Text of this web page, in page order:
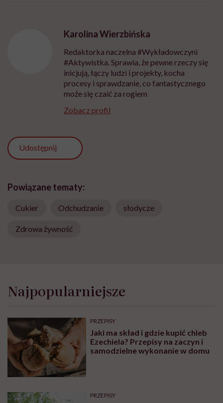
Karolina Wierzbińska
Redaktorka naczelna #Wykładowczyni
#Aktywistka. Sprawia, że pewne rzeczy się
inicjują, łączy ludzi i projekty, kocha
procesy i sprawdzanie, co fantastycznego
może się czaić za rogiem
Zobacz profil
Udostępnij
Powiązane tematy:
Cukier Odchudzanie słodycze
Zdrowa żywność
Najpopularniejsze
PRZEPISY
Jaki ma skład i gdzie kupić chleb
Ezechiela? Przepisy na zaczyn i
samodzielne wykonanie w domu
PRZEPISY